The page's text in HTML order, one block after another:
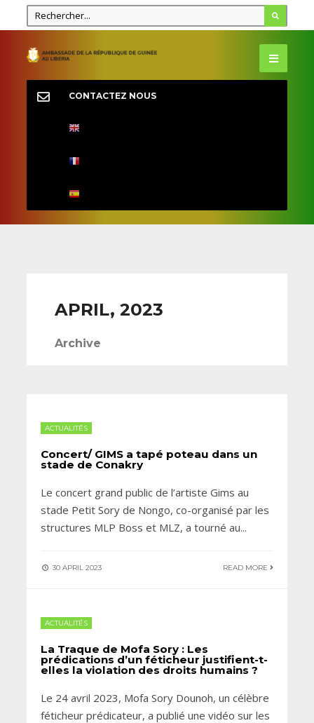
CONTACTEZ NOUS
APRIL, 2023
Archive
ACTUALITÉS
Concert/ GIMS a tapé poteau dans un
stade de Conakry
Le concert grand public de l’artiste Gims au
stade Petit Sory de Nongo, co-organisé par les
structures MLP Boss et MLZ, a tourné au...
30 APRIL 2023 READ MORE
ACTUALITÉS
La Traque de Mofa Sory : Les
prédications d’un féticheur justifient-t-
elles la violation des droits humains ?
Le 24 avril 2023, Mofa Sory Dounoh, un célèbre
féticheur prédicateur, a publié une vidéo sur les